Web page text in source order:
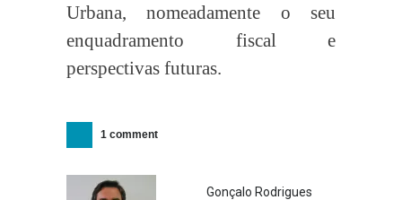
Urbana, nomeadamente o seu
enquadramento fiscal e
perspectivas futuras.
1 comment
Gonçalo Rodrigues